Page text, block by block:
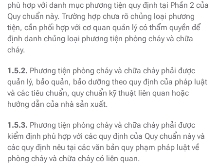
phù hợp với danh mục phương tiện quy định tại Phần 2 của
Quy chuẩn này. Trường hợp chưa rõ chủng loại phương
tiện, cần phối hợp với cơ quan quản lý có thẩm quyền để
định danh chủng loại phương tiện phòng cháy và chữa
cháy.
1.5.2. Phương tiện phòng cháy và chữa cháy phải được
quản lý, bảo quản, bảo dưỡng theo quy định của pháp luật
và các tiêu chuẩn, quy chuẩn kỹ thuật liên quan hoặc
hướng dẫn của nhà sản xuất.
1.5.3. Phương tiện phòng cháy và chữa cháy phải được
kiểm định phù hợp với các quy định của Quy chuẩn này và
các quy định nêu tại các văn bản quy phạm pháp luật về
phòng cháy và chữa cháy có liên quan.